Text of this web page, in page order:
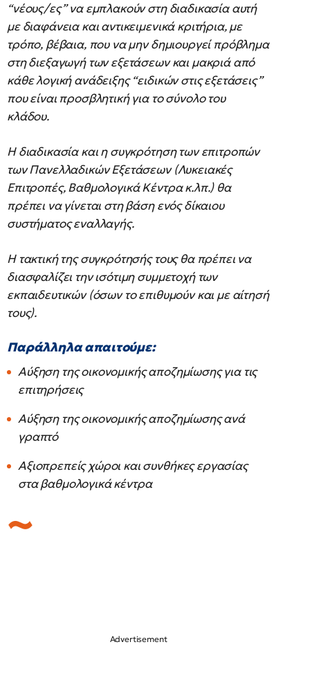
“νέους/ες” να εμπλακούν στη διαδικασία αυτή
με διαφάνεια και αντικειμενικά κριτήρια, με
τρόπο, βέβαια, που να μην δημιουργεί πρόβλημα
στη διεξαγωγή των εξετάσεων και μακριά από
κάθε λογική ανάδειξης “ειδικών στις εξετάσεις”
που είναι προσβλητική για το σύνολο του
κλάδου.
Η διαδικασία και η συγκρότηση των επιτροπών
των Πανελλαδικών Εξετάσεων (Λυκειακές
Επιτροπές, Βαθμολογικά Κέντρα κ.λπ.) θα
πρέπει να γίνεται στη βάση ενός δίκαιου
συστήματος εναλλαγής.
Η τακτική της συγκρότησής τους θα πρέπει να
διασφαλίζει την ισότιμη συμμετοχή των
εκπαιδευτικών (όσων το επιθυμούν και με αίτησή
τους).
Παράλληλα απαιτούμε:
Αύξηση της οικονομικής αποζημίωσης για τις
επιτηρήσεις
Αύξηση της οικονομικής αποζημίωσης ανά
γραπτό
Αξιοπρεπείς χώροι και συνθήκες εργασίας
στα βαθμολογικά κέντρα